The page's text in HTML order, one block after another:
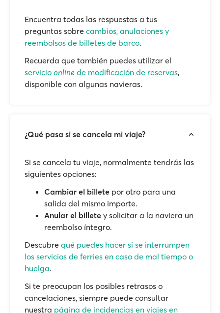
Encuentra todas las respuestas a tus
preguntas sobre cambios, anulaciones y
reembolsos de billetes de barco.
Recuerda que también puedes utilizar el
servicio online de modificación de reservas,
disponible con algunas navieras.
¿Qué pasa si se cancela mi viaje?
Si se cancela tu viaje, normalmente tendrás las
siguientes opciones:
Cambiar el billete por otro para una
salida del mismo importe.
Anular el billete y solicitar a la naviera un
reembolso íntegro.
Descubre qué puedes hacer si se interrumpen
los servicios de ferries en caso de mal tiempo o
huelga.
Si te preocupan los posibles retrasos o
cancelaciones, siempre puede consultar
nuestra página de incidencias en viajes en